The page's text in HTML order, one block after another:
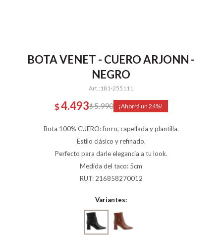
BOTA VENET - CUERO ARJONN -
NEGRO
181-255111
$4.493$5.990 24
Bota 100% CUERO: forro, capellada y plantilla.
Estilo clásico y refinado.
Perfecto para darle elegancia a tu look.
Medida del taco: 5cm
RUT: 216858270012
Variantes: